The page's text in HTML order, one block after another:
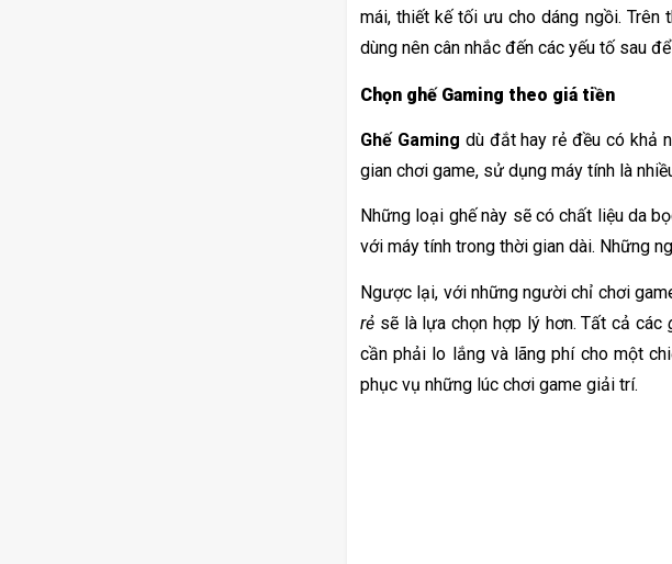
mái, thiết kế tối ưu cho dáng ngồi.
dùng nên cân nhắc đến các yếu tố sau
Chọn ghế Gaming theo giá tiền
Ghế Gaming dù đắt hay rẻ đều có khả
gian chơi game, sử dụng máy tính là
Những loại ghế này sẽ có chất liệu da
với máy tính trong thời gian dài. Những
Ngược lại, với những người chỉ chơi
rẻ sẽ là lựa chọn hợp lý hơn. Tất cả các
cần phải lo lắng và lãng phí cho một
phục vụ những lúc chơi game giải trí.